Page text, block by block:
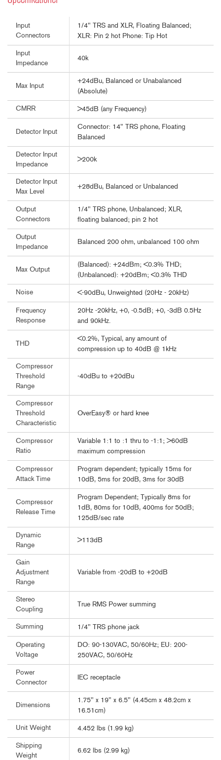
Input
Connectors
1/4" TRS and XLR, Floating Balanced;
XLR: Pin 2 hot Phone: Tip Hot
Input
Impedance
40k
Max Input
+24dBu, Balanced or Unabalanced
(Absolute)
CMRR >45dB (any Frequency)
Detector Input
Connector: 14" TRS phone, Floating
Balanced
Detector Input
Impedance
>200k
Detector Input
Max Level
+28dBu, Balanced or Unbalanced
Output
Connectors
1/4" TRS phone, Unbalanced; XLR,
floating balanced; pin 2 hot
Output
Impedance
Balanced 200 ohm, unbalanced 100 ohm
Max Output
(Balanced): +24dBm; <0.3% THD;
(Unbalanced): +20dBm; <0.3% THD
Noise <-90dBu, Unweighted (20Hz - 20kHz)
Frequency
Response
20Hz -20kHz, +0, -0.5dB; +0, -3dB 0.5Hz
and 90kHz.
THD
<0.2%, Typical, any amount of
compression up to 40dB @ 1kHz
Compressor
Threshold
Range
-40dBu to +20dBu
Compressor
Threshold
Characteristic
OverEasy® or hard knee
Compressor
Ratio
Variable 1:1 to :1 thru to -1:1; >60dB
maximum compression
Compressor
Attack Time
Program dependent; typically 15ms for
10dB, 5ms for 20dB, 3ms for 30dB
Compressor
Release Time
Program Dependent; Typically 8ms for
1dB, 80ms for 10dB, 400ms for 50dB;
125dB/sec rate
Dynamic
Range
>113dB
Gain
Adjustment
Range
Variable from -20dB to +20dB
Stereo
Coupling
True RMS Power summing
Summing 1/4" TRS phone jack
Operating
Voltage
DO: 90-130VAC, 50/60Hz; EU: 200-
250VAC, 50/60Hz
Power
Connector
IEC receptacle
Dimensions
1.75" x 19" x 6.5" (4.45cm x 48.2cm x
16.51cm)
Unit Weight 4.452 lbs (1.99 kg)
Shipping
Weight
6.62 lbs (2.99 kg)